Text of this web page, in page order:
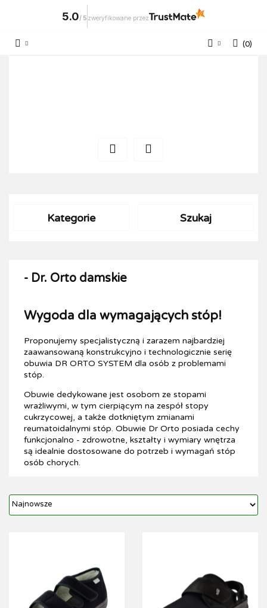
5.0/ 5 zweryfikowane przez
(0)
Kategorie Szukaj
- Dr. Orto damskie
Wygoda dla wymagających stóp!
Proponujemy specjalistyczną i zarazem najbardziej
zaawansowaną konstrukcyjno i technologicznie serię
obuwia DR ORTO SYSTEM dla osób z problemami
stóp.
Obuwie dedykowane jest osobom ze stopami
wrażliwymi, w tym cierpiącym na zespół stopy
cukrzycowej, a także dotkniętym zmianami
reumatoidalnymi stóp. Obuwie Dr Orto posiada cechy
funkcjonalno - zdrowotne, kształty i wymiary wnętrza
są idealnie dostosowane do potrzeb i wymagań stóp
osób chorych.